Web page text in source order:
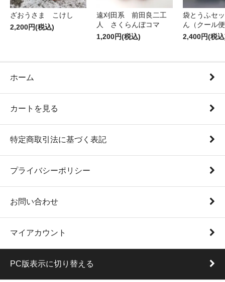
ざおうさま こけし
2,200円(税込)
遠刈田系 前田良二工
人 さくらんぼコマ
1,200円(税込)
袋とうふセ
ん（クール
2,400円(税
ホーム
カートを見る
特定商取引法に基づく表記
プライバシーポリシー
お問い合わせ
マイアカウント
PC版表示に切り替える